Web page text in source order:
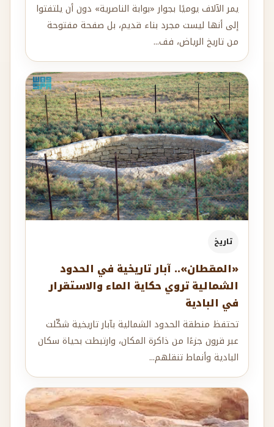
يمر الآلاف يوميًا بجوار «بوابة الناصرية» دون أن يلتفتوا
إلى أنها ليست مجرد بناء قديم، بل صفحة مفتوحة
من تاريخ الرياض، فف...
تاريخ
«المقطان».. آبار تاريخية في الحدود
الشمالية تروي حكاية الماء والاستقرار
في البادية
تحتفظ منطقة الحدود الشمالية بآبار تاريخية شكّلت
عبر قرون جزءًا من ذاكرة المكان، وارتبطت بحياة سكان
البادية وأنماط تنقلهم...